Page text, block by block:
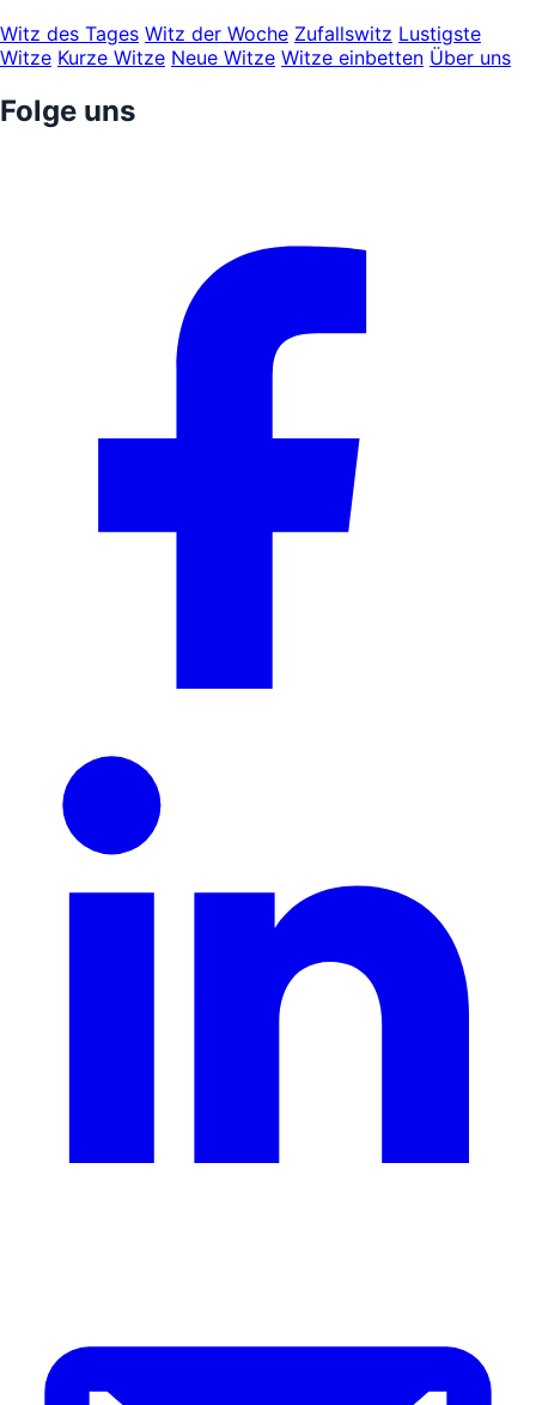
Witz des Tages Witz der Woche Zufallswitz Lustigste
Witze Kurze Witze Neue Witze Witze einbetten Über uns
Folge uns